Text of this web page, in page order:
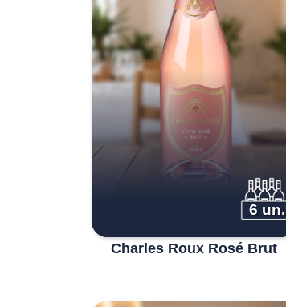
6 un.
Charles Roux Rosé Brut